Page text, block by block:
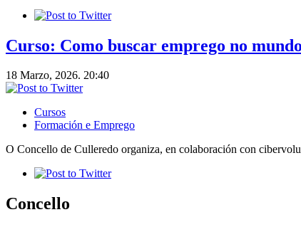
Curso: Como buscar emprego no
18 Marzo, 2026. 20:40
Cursos
Formación e Emprego
O Concello de Culleredo organiza, en colaboración con
Concello